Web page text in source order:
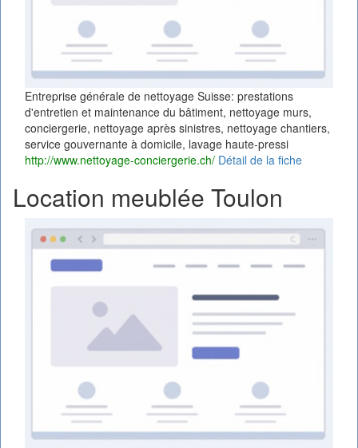
Entreprise générale de nettoyage Suisse: prestations
d'entretien et maintenance du bâtiment, nettoyage murs,
conciergerie, nettoyage après sinistres, nettoyage chantiers,
service gouvernante à domicile, lavage haute-pressi
http://www.nettoyage-conciergerie.ch/ Détail de la fiche
Location meublée Toulon